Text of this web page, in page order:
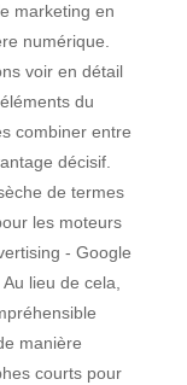
marketing en
numérique.
voir en détail
du
combiner entre
décisif.
de termes
les moteurs
- Google
lieu de cela,
manière
courts pour